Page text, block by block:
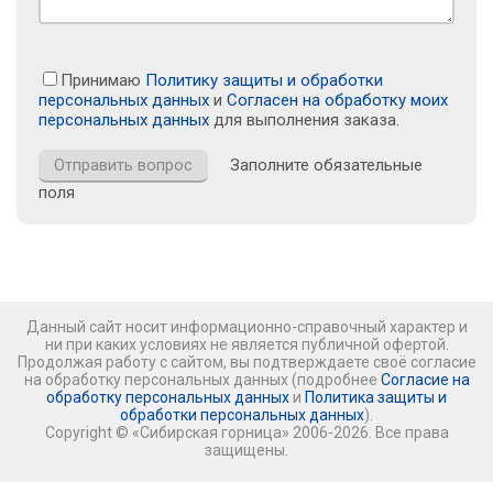
Принимаю Политику защиты и обработки
персональных данных и Согласен на обработку моих
персональных данных для выполнения заказа.
Заполните обязательные
поля
Данный сайт носит информационно-справочный характер и
ни при каких условиях не является публичной офертой.
Продолжая работу с сайтом, вы подтверждаете своё согласие
на обработку персональных данных (подробнее Согласие на
обработку персональных данных и Политика защиты и
обработки персональных данных).
Copyright © «Сибирская горница» 2006-2026. Все права
защищены.